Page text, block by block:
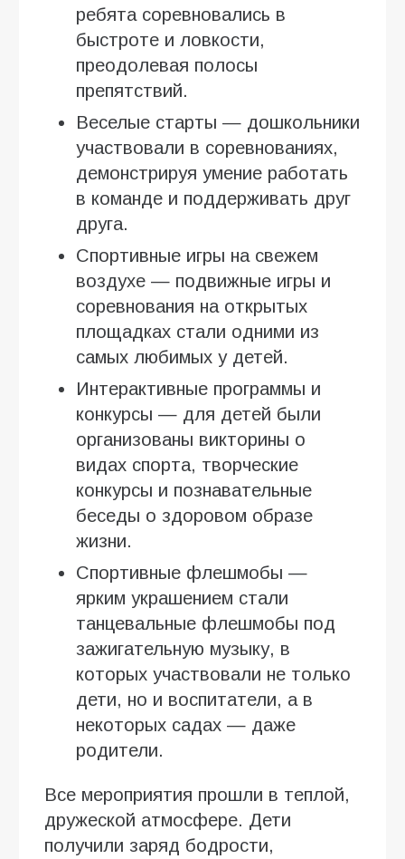
ребята соревновались в
быстроте и ловкости,
преодолевая полосы
препятствий.
Веселые старты — дошкольники
участвовали в соревнованиях,
демонстрируя умение работать
в команде и поддерживать друг
друга.
Спортивные игры на свежем
воздухе — подвижные игры и
соревнования на открытых
площадках стали одними из
самых любимых у детей.
Интерактивные программы и
конкурсы — для детей были
организованы викторины о
видах спорта, творческие
конкурсы и познавательные
беседы о здоровом образе
жизни.
Спортивные флешмобы —
ярким украшением стали
танцевальные флешмобы под
зажигательную музыку, в
которых участвовали не только
дети, но и воспитатели, а в
некоторых садах — даже
родители.
Все мероприятия прошли в теплой,
дружеской атмосфере. Дети
получили заряд бодрости,